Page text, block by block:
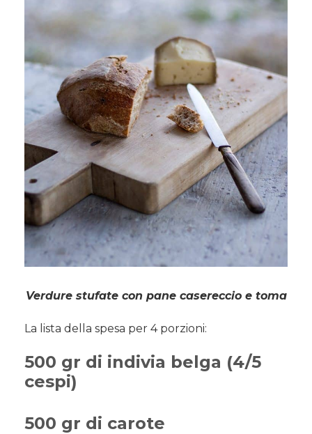
Verdure stufate con pane casereccio e toma
La lista della spesa per 4 porzioni:
500 gr di indivia belga (4/5
cespi)
500 gr di carote